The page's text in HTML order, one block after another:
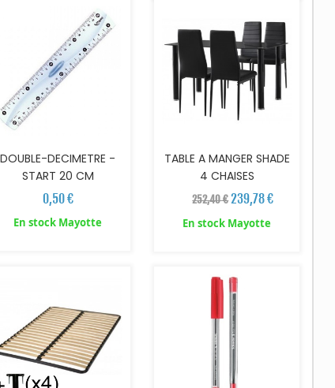
DOUBLE-DECIMETRE -
START 20 CM
0,50 €
En stock Mayotte
TABLE A MANGER SHADE
4 CHAISES
252,40 €239,78 €
En stock Mayotte
AJOUTER AU PANIER AJOUTER AU PANIER